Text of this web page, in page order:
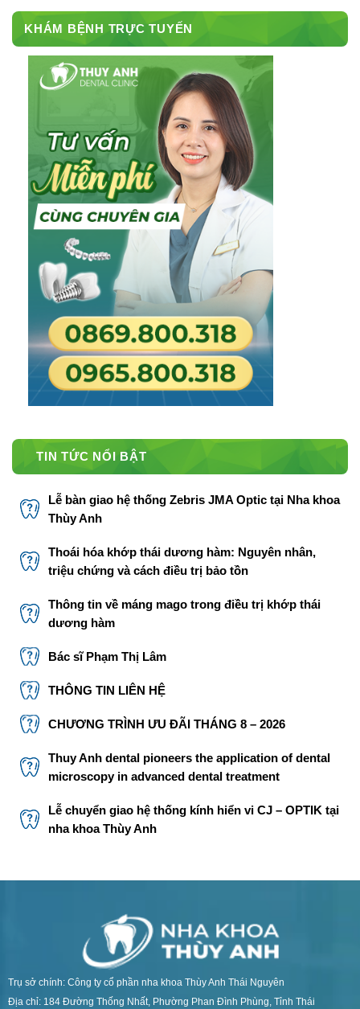
KHÁM BỆNH TRỰC TUYẾN
TIN TỨC NỔI BẬT
Lễ bàn giao hệ thống Zebris JMA Optic tại Nha khoa
Thùy Anh
Thoái hóa khớp thái dương hàm: Nguyên nhân,
triệu chứng và cách điều trị bảo tồn
Thông tin về máng mago trong điều trị khớp thái
dương hàm
Bác sĩ Phạm Thị Lâm
THÔNG TIN LIÊN HỆ
CHƯƠNG TRÌNH ƯU ĐÃI THÁNG 8 – 2026
Thuy Anh dental pioneers the application of dental
microscopy in advanced dental treatment
Lễ chuyển giao hệ thống kính hiển vi CJ – OPTIK tại
nha khoa Thùy Anh
Trụ sở chính: Công ty cổ phần nha khoa Thùy Anh Thái Nguyên
Địa chỉ: 184 Đường Thống Nhất, Phường Phan Đình Phùng, Tỉnh Thái